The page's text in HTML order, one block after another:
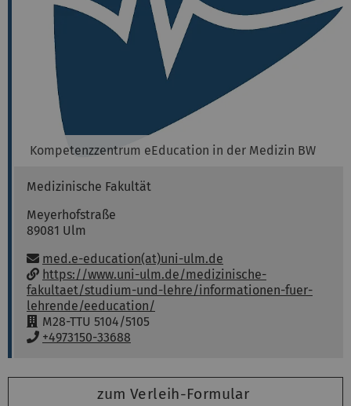
Kompetenzzentrum eEducation in der Medizin BW
Medizinische Fakultät
Meyerhofstraße
89081 Ulm
E-Mail:
med.e-education(at)uni-ulm.de
w
w
w
https://www.uni-ulm.de/medizinische-
fakultaet/studium-und-lehre/informationen-fuer-
lehrende/eeducation/
R
a
M28-TTU 5104/5105
T+4973150-33688
zum Verleih-Formular